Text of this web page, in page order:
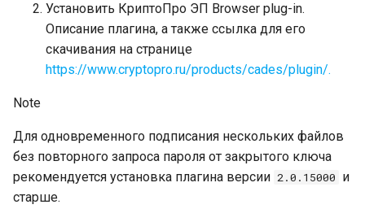
Установить КриптоПро ЭП Browser plug-in.
Описание плагина, а также ссылка для его
скачивания на странице
https://www.cryptopro.ru/products/cades/plugin/.
Note
Для одновременного подписания нескольких файлов
без повторного запроса пароля от закрытого ключа
рекомендуется установка плагина версии 2.0.15000 и
старше.